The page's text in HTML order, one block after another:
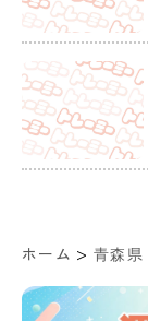
ホーム > 青森県